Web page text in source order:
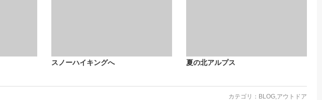
スノーハイキングへ 夏の北アルプス
カテゴリ： BLOG アウトドア